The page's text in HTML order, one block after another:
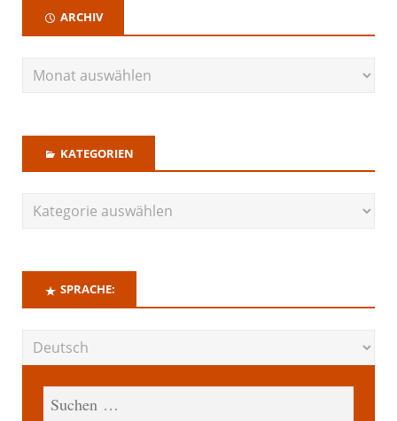
ARCHIV
KATEGORIEN
SPRACHE: